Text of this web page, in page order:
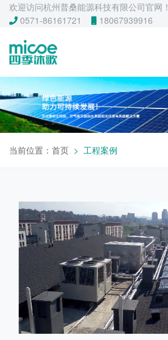
欢迎访问杭州普桑能源科技有限公司官网！
0571-86161721
18067939916
当前位置： 首页 工程案例